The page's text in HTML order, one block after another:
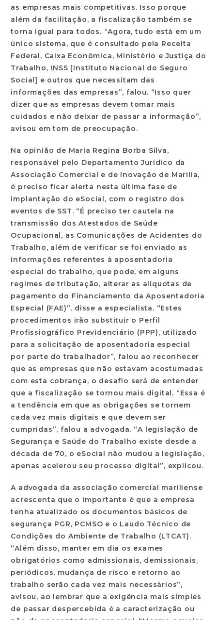
as empresas mais competitivas. Isso porque
além da facilitação, a fiscalização também se
torna igual para todos. “Agora, tudo está em um
único sistema, que é consultado pela Receita
Federal, Caixa Econômica, Ministério e Justiça do
Trabalho, INSS [Instituto Nacional do Seguro
Social] e outros que necessitam das
informações das empresas”, falou. “Isso quer
dizer que as empresas devem tomar mais
cuidados e não deixar de passar a informação”,
avisou em tom de preocupação.
Na opinião de Maria Regina Borba Silva,
responsável pelo Departamento Jurídico da
Associação Comercial e de Inovação de Marília,
é preciso ficar alerta nesta última fase de
implantação do eSocial, com o registro dos
eventos de SST. “É preciso ter cautela na
transmissão dos Atestados de Saúde
Ocupacional, as Comunicações de Acidentes do
Trabalho, além de verificar se foi enviado as
informações referentes à aposentadoria
especial do trabalho, que pode, em alguns
regimes de tributação, alterar as alíquotas de
pagamento do Financiamento da Aposentadoria
Especial (FAE)”, disse a especialista. “Estes
procedimentos irão substituir o Perfil
Profissiográfico Previdenciário (PPP), utilizado
para a solicitação de aposentadoria especial
por parte do trabalhador”, falou ao reconhecer
que as empresas que não estavam acostumadas
com esta cobrança, o desafio será de entender
que a fiscalização se tornou mais digital. “Essa é
a tendência em que as obrigações se tornem
cada vez mais digitais e que devem ser
cumpridas”, falou a advogada. “A legislação de
Segurança e Saúde do Trabalho existe desde a
década de 70, o eSocial não mudou a legislação,
apenas acelerou seu processo digital”, explicou.
A advogada da associação comercial mariliense
acrescenta que o importante é que a empresa
tenha atualizado os documentos básicos de
segurança PGR, PCMSO e o Laudo Técnico de
Condições do Ambiente de Trabalho (LTCAT).
“Além disso, manter em dia os exames
obrigatórios como admissionais, demissionais,
periódicos, mudança de risco e retorno ao
trabalho serão cada vez mais necessários”,
avisou, ao lembrar que a exigência mais simples
de passar despercebida é a caracterização ou